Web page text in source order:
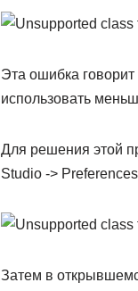
Эта ошибка
использовать
Для решения этой
Studio ->
Затем в